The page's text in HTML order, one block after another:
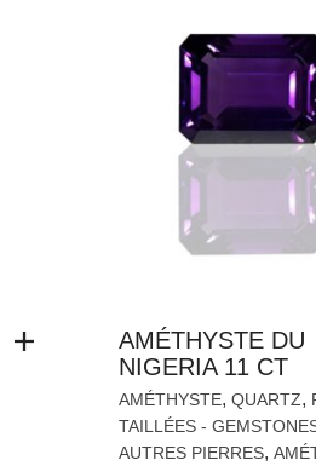
AMÉTHYSTE DU
NIGERIA 11 CT
AMÉTHYSTE, QUARTZ,
TAILLÉES -
AUTRES PIERRES,